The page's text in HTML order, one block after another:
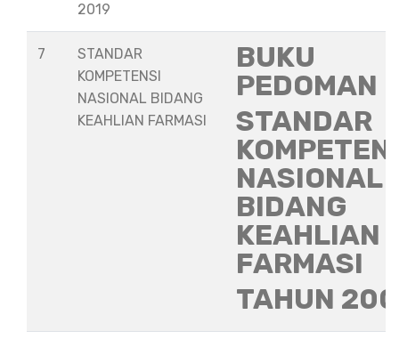
2019
7
STANDAR
KOMPETENSI
NASIONAL BIDANG
KEAHLIAN FARMASI
BUKU
PEDOMAN
STANDAR
NASIONAL
BIDANG
KEAHLIAN
FARMASI
TAHUN